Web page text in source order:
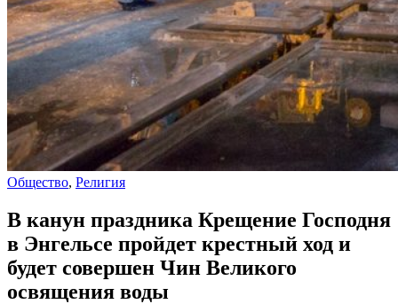
Общество, Религия
В канун праздника Крещение Господня
в Энгельсе пройдет крестный ход и
будет совершен Чин Великого
освящения воды